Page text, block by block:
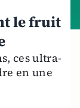
le fruit
ces ultra-
en une